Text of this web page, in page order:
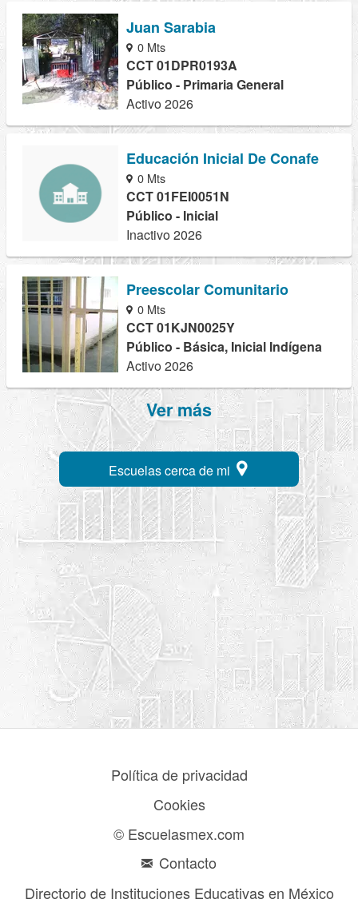
Juan Sarabia
0 Mts
CCT 01DPR0193A
Público - Primaria General
Activo 2026
Educación Inicial De Conafe
0 Mts
CCT 01FEI0051N
Público - Inicial
Inactivo 2026
Preescolar Comunitario
0 Mts
CCT 01KJN0025Y
Público - Básica, Inicial Indígena
Activo 2026
Ver más
Escuelas cerca de mi
Política de privacidad
Cookies
© Escuelasmex.com
Contacto
Directorio de Instituciones Educativas en México